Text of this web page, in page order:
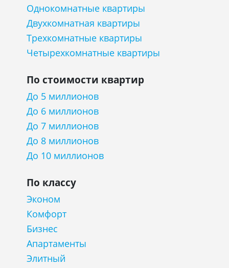
Однокомнатные квартиры
Двухкомнатная квартиры
Трехкомнатные квартиры
Четырехкомнатные квартиры
По стоимости квартир
До 5 миллионов
До 6 миллионов
До 7 миллионов
До 8 миллионов
До 10 миллионов
По классу
Эконом
Комфорт
Бизнес
Апартаменты
Элитный